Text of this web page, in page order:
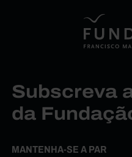
Subscreva
da
MANTENHA-SE A PAR